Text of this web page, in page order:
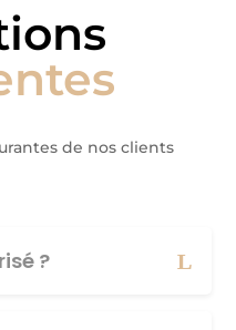
de nos clients
?